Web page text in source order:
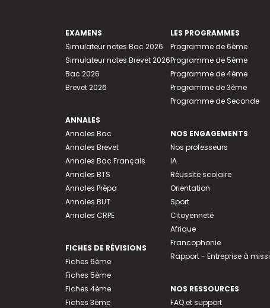
EXAMENS
Simulateur notes Bac 2026
Simulateur notes Brevet 2026
Bac 2026
Brevet 2026
ANNALES
Annales Bac
Annales Brevet
Annales Bac Français
Annales BTS
Annales Prépa
Annales BUT
Annales CRPE
FICHES DE RÉVISIONS
Fiches 6ème
Fiches 5ème
Fiches 4ème
Fiches 3ème
LES PROGRAMMES
Programme de 6ème
Programme de 5ème
Programme de 4ème
Programme de 3ème
Programme de Seconde
NOS ENGAGEMENTS
Nos professeurs
IA
Réussite scolaire
Orientation
Sport
Citoyenneté
Afrique
Francophonie
Rapport - Entreprise à
NOS RESSOURCES
FAQ et support